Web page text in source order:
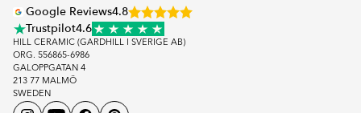
Google Reviews4.8
Trustpilot4.6
HILL CERAMIC (GARDHILL I SVERIGE AB)
ORG. 556865-6986
GALOPPGATAN 4
213 77 MALMÖ
SWEDEN